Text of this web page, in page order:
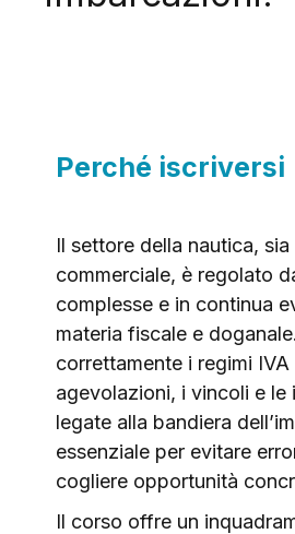
Perché iscriversi
Il settore della nautica,
commerciale, è regolato
complesse e in continua
materia fiscale e
correttamente i regimi
agevolazioni, i vincoli e le
legate alla bandiera
essenziale per evitare
cogliere opportunità
Il corso offre un